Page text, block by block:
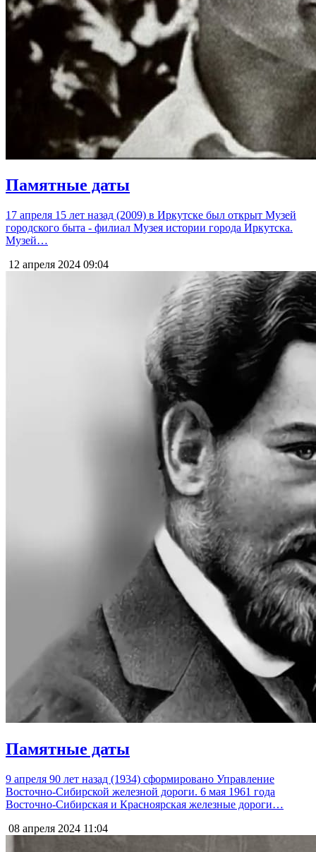
Памятные даты
17 апреля 15 лет назад (2009) в Иркутске был открыт Музей
городского быта - филиал Музея истории города Иркутска.
Музей…
12 апреля 2024 09:04
Памятные даты
9 апреля 90 лет назад (1934) сформировано Управление
Восточно-Сибирской железной дороги. 6 мая 1961 года
Восточно-Сибирская и Красноярская железные дороги…
08 апреля 2024 11:04